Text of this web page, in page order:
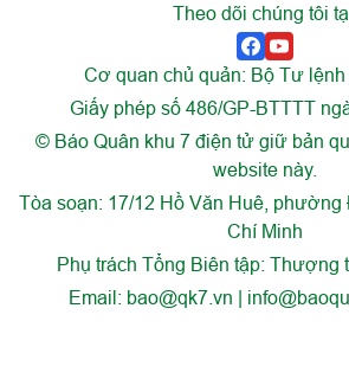
Theo dõi chúng tôi
Cơ quan chủ quản: Bộ Tư lệnh
Giấy phép số 486/GP-BTTTT
© Báo Quân khu 7 điện tử giữ bản
website này.
Tòa soạn: 17/12 Hồ Văn Huê,
Chí Minh
Phụ trách Tổng Biên tập: Thượng
Email: bao@qk7.vn |